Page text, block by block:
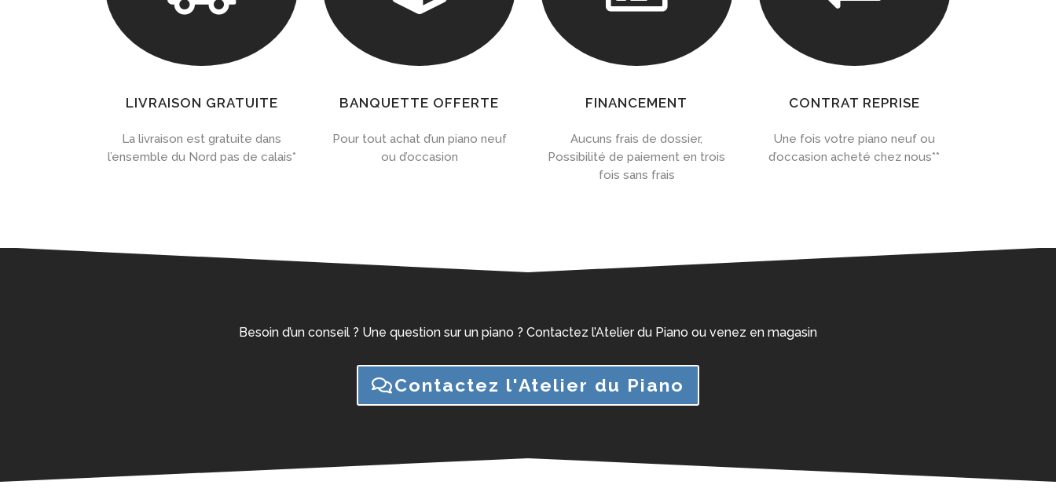
LIVRAISON GRATUITE
La livraison est gratuite dans
l’ensemble du Nord pas de calais*
BANQUETTE OFFERTE
Pour tout achat d’un piano neuf
ou d’occasion
FINANCEMENT
Aucuns frais de dossier,
Possibilité de paiement en trois
fois sans frais
CONTRAT REPRISE
Une fois votre piano neuf ou
d’occasion acheté chez nous**
Besoin d’un conseil ? Une question sur un piano ? Contactez l’Atelier du Piano ou venez en magasin
Contactez l'Atelier du Piano